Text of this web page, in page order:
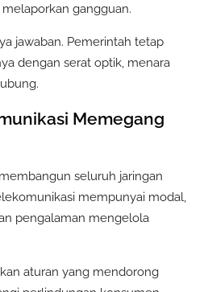
gangguan.
jawaban. Pemerintah tetap
dengan serat optik, menara
Memegang
seluruh jaringan
mempunyai modal,
pengalaman mengelola
aturan yang mendorong